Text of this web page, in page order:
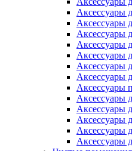
Аксессуары
Аксессуары
Аксессуары
Аксессуары
Аксессуары
Аксессуары
Аксессуары
Аксессуары
Аксессуары
Аксессуары
Аксессуары
Аксессуары
Аксессуары